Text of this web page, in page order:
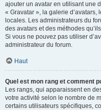
ajouter un avatar en utilisant une
« Gravatar », la galerie d’avatars,
locales. Les administrateurs du
des avatars et des méthodes
Si vous ne pouvez pas utiliser
administrateur du forum.
Haut
Quel est mon rang et comment
Les rangs, qui apparaissent en
votre activité selon le nombre de
certains utilisateurs spécifiques,